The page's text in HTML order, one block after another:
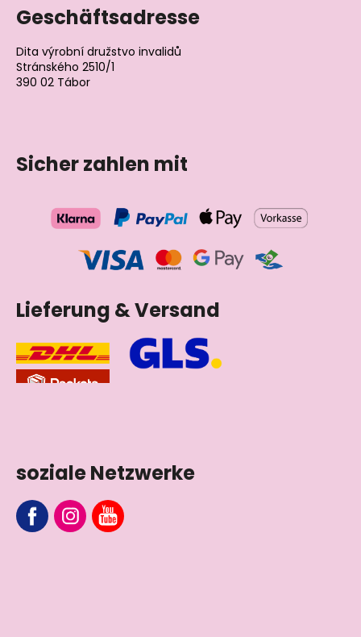
Geschäftsadresse
Dita výrobní družstvo invalidů
Stránského 2510/1
390 02 Tábor
Sicher zahlen mit
Lieferung & Versand
soziale Netzwerke